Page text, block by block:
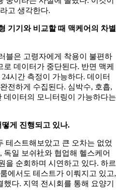
고 생각한다.
기기와 비교할 때 맥케어의 차별
블은 고령자에게 착용이 불편하
데이터가 중단된다. 반면 맥케
시간 측정이 가능하다. 데이터
전하게 수집된다. 심박수, 호흡,
데이터의 모니터링이 가능하다는
게 진행되고 있나.
테스트해보았고 큰 오차는 없었
독일 보쉬社와 협업해 헬스케어
을 순회하며 시연하고 있다. 하르
에서도 테스트가 이뤄지고 있고,
다. 지역 전시회를 통해 요양기